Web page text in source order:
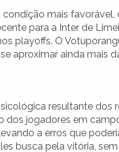
mais
para a Inter de
playoffs. O
aproximar ainda mais
resultante dos
dos jogadores em
a erros que
busca pela vitória,